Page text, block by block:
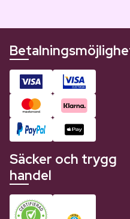
Säcker och trygg
handel